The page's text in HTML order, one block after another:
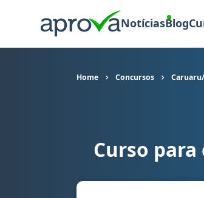
NotíciasBlog
Home Concursos
Curso para concurso
Curso